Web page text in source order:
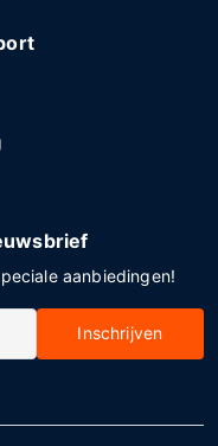
aanbiedingen!
Inschrijven